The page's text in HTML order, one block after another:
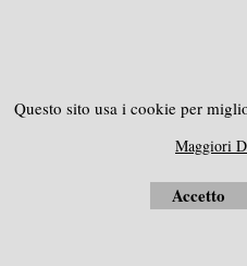
Richiedi
e-mail:
Questo sito usa i cookie per
Maggiori
Accetto